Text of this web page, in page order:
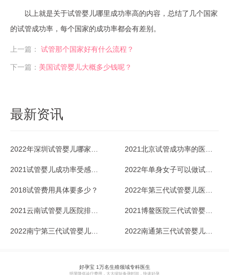
以上就是关于试管婴儿哪里成功率高的内容，总结了几个国家
的试管成功率，每个国家的成功率都会有差别。
上一篇： 试管那个国家好有什么流程？​
下一篇： 美国试管婴儿大概多少钱呢？​
最新资讯
2018试管费用具体要多少？
好孕宝 1万名生殖领域专科医生
明显降低诊疗费用，大大缩短备孕时间，快速好孕